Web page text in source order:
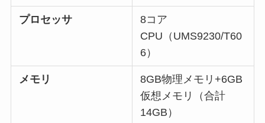
プロセッサ
8コア
CPU（UMS9230/T60
6）
メモリ
8GB物理メモリ+6GB
仮想メモリ（合計
14GB）